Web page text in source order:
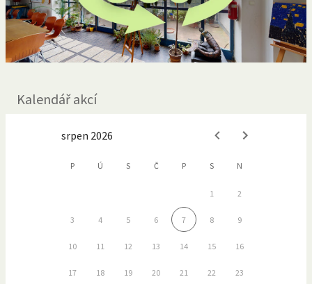
Kalendář akcí
srpen 2026
P Ú S Č P S N
1 2
3 4 5 6 7 8 9
10 11 12 13 14 15 16
17 18 19 20 21 22 23